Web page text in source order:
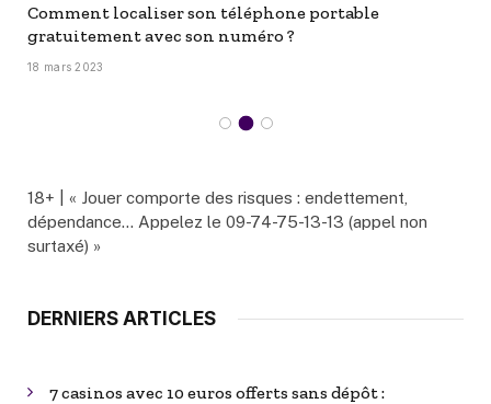
Comment localiser son téléphone portable
gratuitement avec son numéro ?
18 mars 2023
18+ | « Jouer comporte des risques : endettement,
dépendance… Appelez le 09-74-75-13-13 (appel non
surtaxé) »
DERNIERS ARTICLES
7 casinos avec 10 euros offerts sans dépôt :